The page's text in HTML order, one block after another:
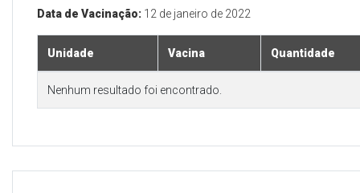
Data de Vacinação: 12 de janeiro de 2022
Unidade Vacina Quantidade
Nenhum resultado foi encontrado.